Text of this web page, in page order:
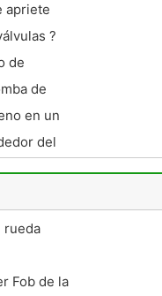
apriete
?
de
de
en un
del
rueda
Fob de la